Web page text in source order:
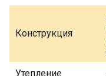
Конструкция
Утепление